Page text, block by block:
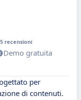
recensioni
Demo gratuita
per
di contenuti.